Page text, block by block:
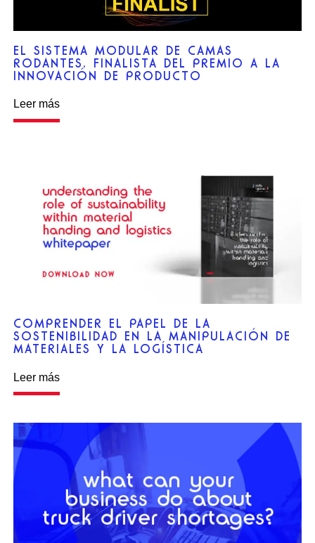
EL SISTEMA MODULAR DE CAMAS
RODANTES, FINALISTA DEL PREMIO A LA
INNOVACIÓN DE PRODUCTO
Leer más
COMPRENDER EL PAPEL DE LA
SOSTENIBILIDAD EN LA MANIPULACIÓN DE
MATERIALES Y LA LOGÍSTICA
Leer más